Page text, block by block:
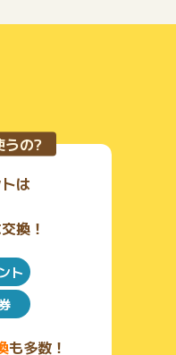
うの?
は
換！
ト
も多数！